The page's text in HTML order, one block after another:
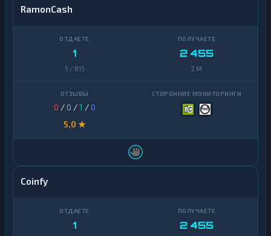
RamonCash
1
5 / 815
2 455
2 M
0 / 0 /1 /0
5,0 ★
Coinfy
1 2 455